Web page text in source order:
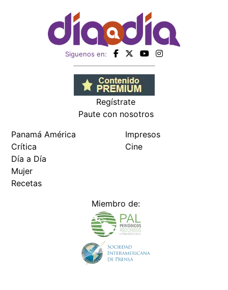
Siguenos en:
Regístrate
Paute con nosotros
Panamá América
Crítica
Día a Día
Mujer
Recetas
Impresos
Cine
Miembro de: